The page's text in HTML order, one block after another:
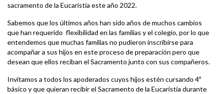
sacramento de la Eucaristía este año 2022.
Sabemos que los últimos años han sido años de muchos cambios
que han requerido flexibilidad en las familias y el colegio, por lo que
entendemos que muchas familias no pudieron inscribirse para
acompañar a sus hijos en este proceso de preparación pero que
desean que ellos reciban el Sacramento junto con sus compañeros.
Invitamos a todos los apoderados cuyos hijos estén cursando 4º
básico y que quieran recibir el Sacramento de la Eucaristía durante